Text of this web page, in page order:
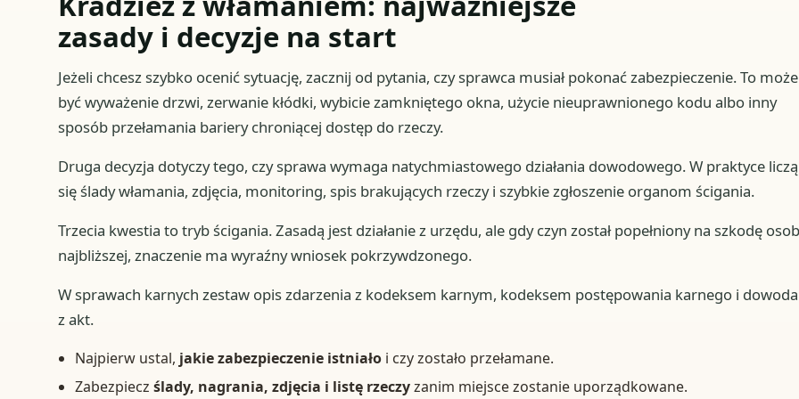
zasady i decyzje na start
Jeżeli chcesz szybko ocenić sytuację, zacznij od pytania, czy sprawca musiał pokonać zabezpieczenie. To może
być wyważenie drzwi, zerwanie kłódki, wybicie zamkniętego okna, użycie nieuprawnionego kodu albo inny
sposób przełamania bariery chroniącej dostęp do rzeczy.
Druga decyzja dotyczy tego, czy sprawa wymaga natychmiastowego działania dowodowego. W praktyce liczą
się ślady włamania, zdjęcia, monitoring, spis brakujących rzeczy i szybkie zgłoszenie organom ścigania.
Trzecia kwestia to tryb ścigania. Zasadą jest działanie z urzędu, ale gdy czyn został popełniony na szkodę
najbliższej, znaczenie ma wyraźny wniosek pokrzywdzonego.
W sprawach karnych zestaw opis zdarzenia z kodeksem karnym, kodeksem postępowania karnego i
z akt.
Najpierw ustal, jakie zabezpieczenie istniało i czy zostało przełamane.
Zabezpieczślady, nagrania, zdjęcia i listę rzeczyzanim miejsce zostanie uporządkowane.